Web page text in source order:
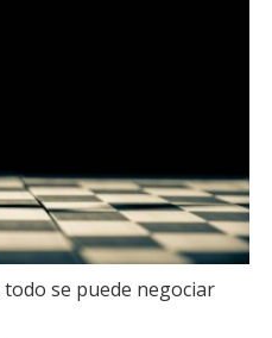
todo se puede negociar